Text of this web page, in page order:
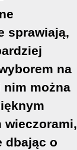
sprawiają,
na
nim można
wieczorami,
dbając o